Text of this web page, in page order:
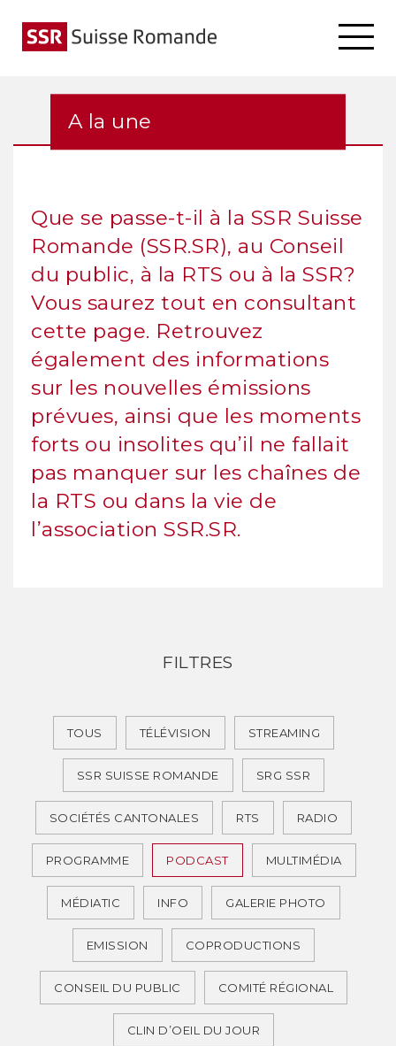
A la une
Que se passe-t-il à la SSR Suisse
Romande (SSR.SR), au Conseil
du public, à la RTS ou à la SSR?
Vous saurez tout en consultant
cette page. Retrouvez
également des informations
sur les nouvelles émissions
prévues, ainsi que les moments
forts ou insolites qu’il ne fallait
pas manquer sur les chaînes de
la RTS ou dans la vie de
l’association SSR.SR.
FILTRES
TOUS TÉLÉVISION STREAMING
SSR SUISSE ROMANDE SRG SSR
SOCIÉTÉS CANTONALES RTS RADIO
PROGRAMME PODCAST MULTIMÉDIA
MÉDIATIC INFO GALERIE PHOTO
EMISSION COPRODUCTIONS
CONSEIL DU PUBLIC COMITÉ RÉGIONAL
CLIN D’OEIL DU JOUR